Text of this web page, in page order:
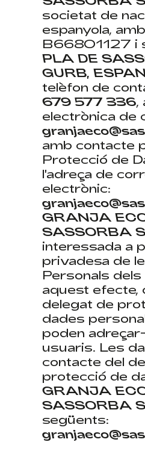
societat de
espanyola,
B66801127 i
PLA DE
GURB,
telèfon de
679 577 336
electrònica de
amb contacte
Protecció de
l'adreça de
electrònic:
GRANJA
SASSORBA
interessada a
privadesa de
Personals dels
aquest efecte,
delegat de
dades
poden
usuaris. Les
contacte del
protecció de
GRANJA
SASSORBA
següents: